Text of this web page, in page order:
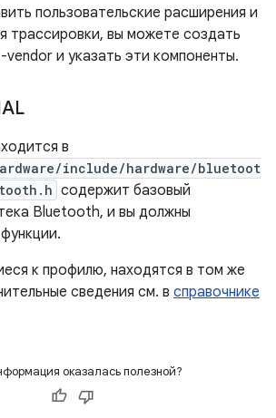
пользовательские расширения и
трассировки, вы можете создать
и указать эти компоненты.
в
include/hardware/bluetoot
содержит базовый
Bluetooth, и вы должны
к профилю, находятся в том же
сведения см. в справочнике
оказалась полезной?